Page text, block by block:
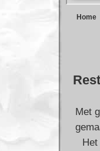
Home
Met